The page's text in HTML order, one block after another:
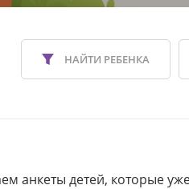
НАЙТИ РЕБЕНКА
анкеты детей, которые